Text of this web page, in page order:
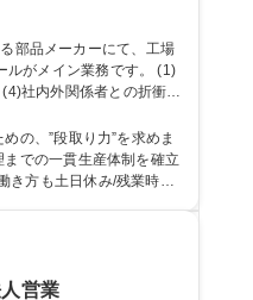
がメイン業務です。 (1)
社内外関係者との折衝業
横浜/生
の、”段取り力”を求めま
方も土日休み/残業時間2
営業